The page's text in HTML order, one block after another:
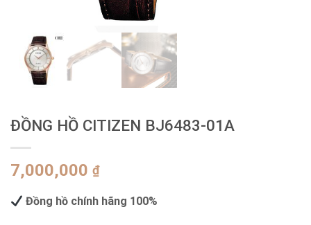
ĐỒNG HỒ CITIZEN BJ6483-01A
7,000,000 ₫
Đồng hồ chính hãng 100%